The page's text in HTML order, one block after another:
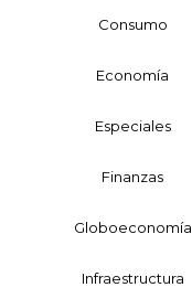
Consumo
Economía
Especiales
Finanzas
Globoeconomía
Infraestructura